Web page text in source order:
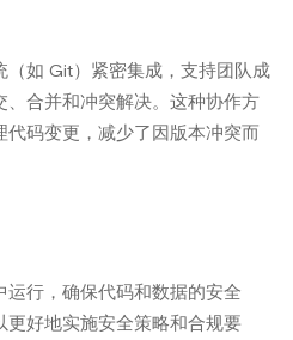
如 Git）紧密集成，支持团队成
、合并和冲突解决。这种协作方
码变更，减少了因版本冲突而
行，确保代码和数据的安全
好地实施安全策略和合规要